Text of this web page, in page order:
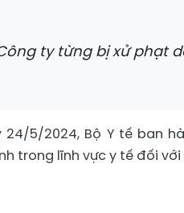
ty từng bị xử phạt
24/5/2024, Bộ Y tế ban
trong lĩnh vực y tế đối